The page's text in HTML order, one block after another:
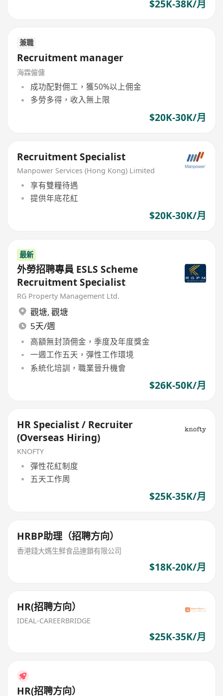
$25K-38K/月
兼職
Recruitment manager
海霖僱傭
成功配對佣工，獲50%以上佣金
多勞多得，收入無上限
$20K-30K/月
Recruitment Specialist
Manpower Services (Hong Kong) Limited
享有雙糧待遇
提供年底花紅
$20K-30K/月
最新
外勞招聘專員 ESLS Scheme
Recruitment Specialist
RG Property Management Ltd.
觀塘, 觀塘
5天/週
高額無封頂佣金，季度及年度獎金
一週工作五天，彈性工作環境
系統化培訓，職業晉升機會
$26K-50K/月
HR Specialist / Recruiter
(Overseas Hiring)
KNOFTY
彈性花紅制度
五天工作周
$25K-35K/月
HRBP助理（招聘方向）
香港錢大媽生鮮食品連鎖有限公司
$18K-20K/月
HR(招聘方向）
IDEAL-CAREERBRIDGE
$25K-35K/月
HR(招聘方向）